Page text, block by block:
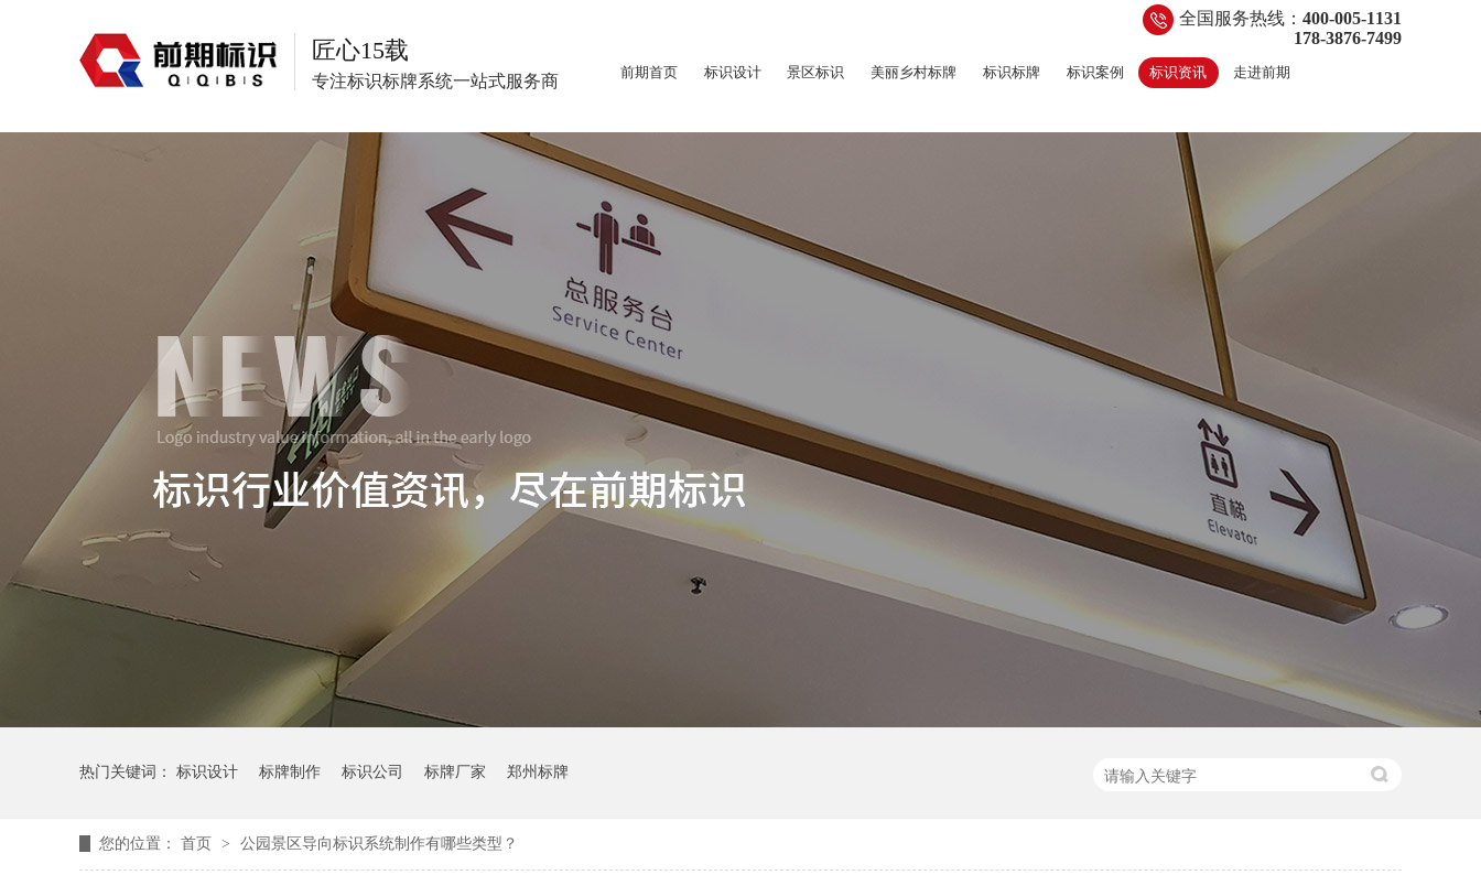
匠心15载
专注标识标牌系统一站式服务商
全国服务热线： 400-005-1131
178-3876-7499
前期首页 标识设计 景区标识 美丽乡村标牌 标识标牌 标识案例 标识资讯 走进前期
热门关键词： 标识设计 标牌制作 标识公司 标牌厂家 郑州标牌
您的位置： 首页 > 公园景区导向标识系统制作有哪些类型？